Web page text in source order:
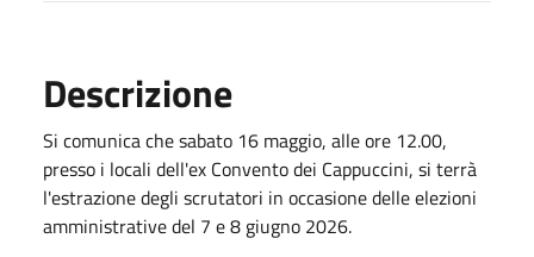
Descrizione
Si comunica che sabato 16 maggio, alle ore 12.00,
presso i locali dell'ex Convento dei Cappuccini, si terrà
l'estrazione degli scrutatori in occasione delle elezioni
amministrative del 7 e 8 giugno 2026.